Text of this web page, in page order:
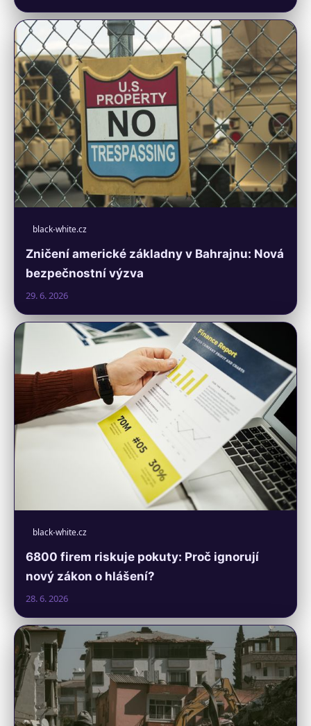
black-white.cz
Zničení americké základny v Bahrajnu: Nová
bezpečnostní výzva
29. 6. 2026
black-white.cz
6800 firem riskuje pokuty: Proč ignorují
nový zákon o hlášení?
28. 6. 2026